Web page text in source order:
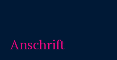
Anschrift